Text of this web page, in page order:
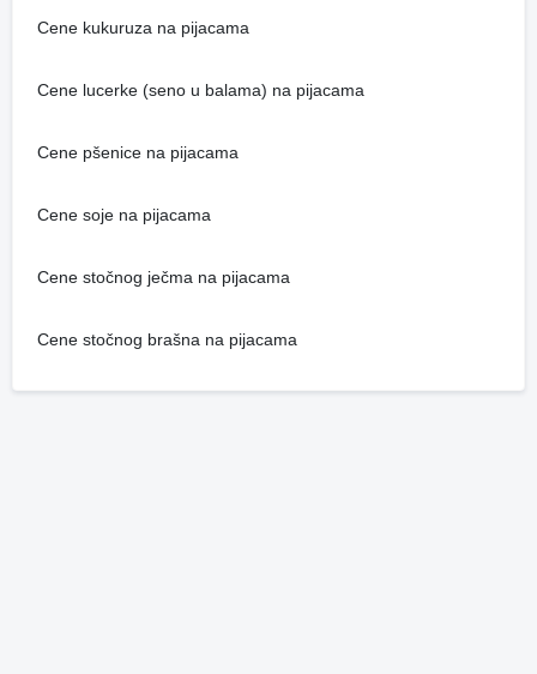
Cene kukuruza na pijacama
Cene lucerke (seno u balama) na pijacama
Cene pšenice na pijacama
Cene soje na pijacama
Cene stočnog ječma na pijacama
Cene stočnog brašna na pijacama